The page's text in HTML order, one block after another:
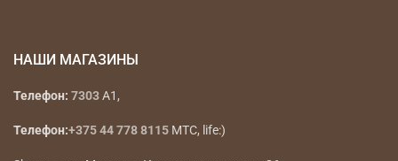
НАШИ МАГАЗИНЫ
Телефон: 7303A1,
Телефон:+375 44 778 8115 МТС, life:)